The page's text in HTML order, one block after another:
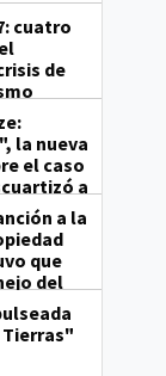
cuatro
de
la nueva
el caso
a
a la
que
del
Tierras"